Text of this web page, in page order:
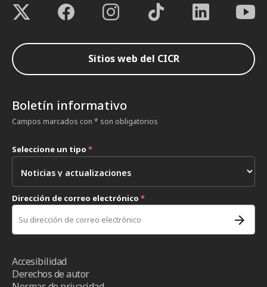
Sitios web del CICR
Boletín informativo
Campos marcados con * son obligatorios
Seleccione un tipo *
Dirección de correo electrónico *
Accesibilidad
Derechos de autor